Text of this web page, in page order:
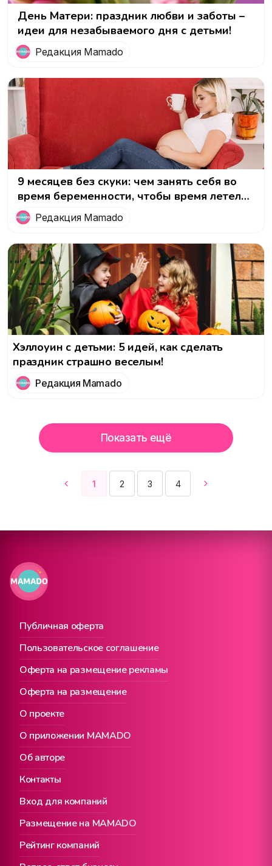
День Матери: праздник любви и заботы –
идеи для незабываемого дня с детьми!
Редакция Mamado
9 месяцев без скуки: чем занять себя во
время беременности, чтобы время летело
незаметно и с пользой для малыша!
Редакция Mamado
Хэллоуин с детьми: 5 идей, как сделать
праздник страшно веселым!
Редакция Mamado
1 2 3 4
Показать ещё
Публичная оферта
О проекте
Вход для компаний
Пользовательское соглашение
О приложении MAMADO
Размещение на MAMADO
Оферта на размещение рекламы
Об авторе
Рейтинг компаний
Оферта на размещение
Контакты